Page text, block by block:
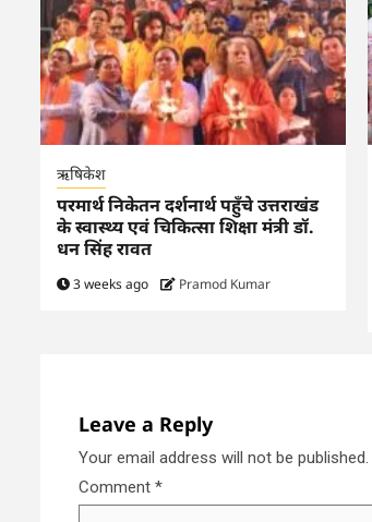
ऋषिकेश
परमार्थ निकेतन दर्शनार्थ पहुँचे उत्तराखंड
के स्वास्थ्य एवं चिकित्सा शिक्षा मंत्री डॉ.
धन सिंह रावत
3 weeks ago Pramod Kumar
Leave a Reply
Your email address will not be published.
Comment *